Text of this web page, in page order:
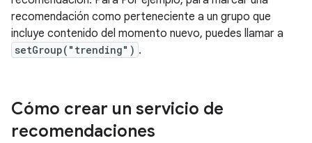
recomendación como perteneciente a un grupo que
incluye contenido del momento nuevo, puedes llamar a
setGroup("trending") .
Cómo crear un servicio de
recomendaciones